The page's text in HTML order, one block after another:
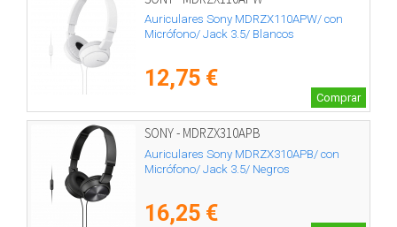
Auriculares Sony MDRZX110APW/ con
Micrófono/ Jack 3.5/ Blancos
12,75 €
Comprar
SONY - MDRZX310APB
Auriculares Sony MDRZX310APB/ con
Micrófono/ Jack 3.5/ Negros
16,25 €